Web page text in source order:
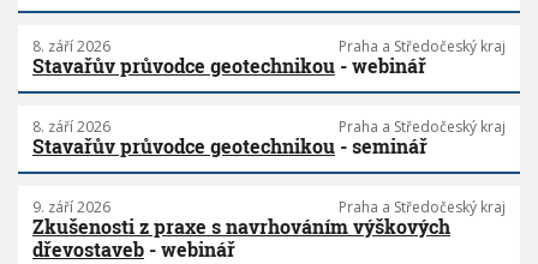
8. září 2026 Praha a Středočeský kraj
Stavařův průvodce geotechnikou - webinář
8. září 2026 Praha a Středočeský kraj
Stavařův průvodce geotechnikou - seminář
9. září 2026 Praha a Středočeský kraj
Zkušenosti z praxe s navrhováním výškových
dřevostaveb - webinář